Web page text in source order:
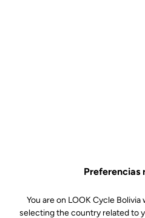
Preferencias
You are on LOOK Cycle
selecting the country related to